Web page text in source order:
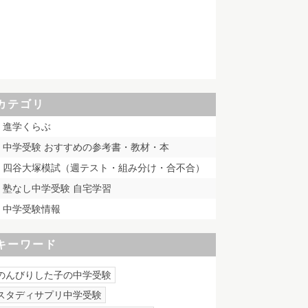
テゴリ
進学くらぶ
中学受験 おすすめの参考書・教材・本
四谷大塚模試（週テスト・組み分け・合不合）
塾なし中学受験 自宅学習
中学受験情報
ーワード
んびりした子の中学受験
タディサプリ中学受験